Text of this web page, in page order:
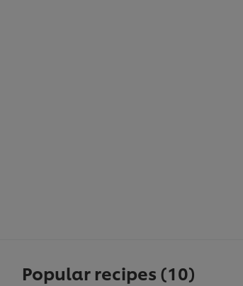
Popular recipes (10)